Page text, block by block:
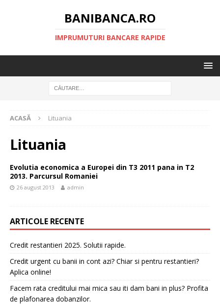
BANIBANCA.RO
IMPRUMUTURI BANCARE RAPIDE
ACASĂ Lituania
Lituania
Evolutia economica a Europei din T3 2011 pana in T2
2013. Parcursul Romaniei
26 august 2013 admin
ARTICOLE RECENTE
Credit restantieri 2025. Solutii rapide.
Credit urgent cu banii in cont azi? Chiar si pentru restantieri?
Aplica online!
Facem rata creditului mai mica sau iti dam bani in plus? Profita
de plafonarea dobanzilor.